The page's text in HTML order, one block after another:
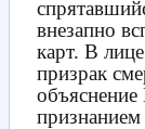
внезапно
карт. В
призрак
объяснение